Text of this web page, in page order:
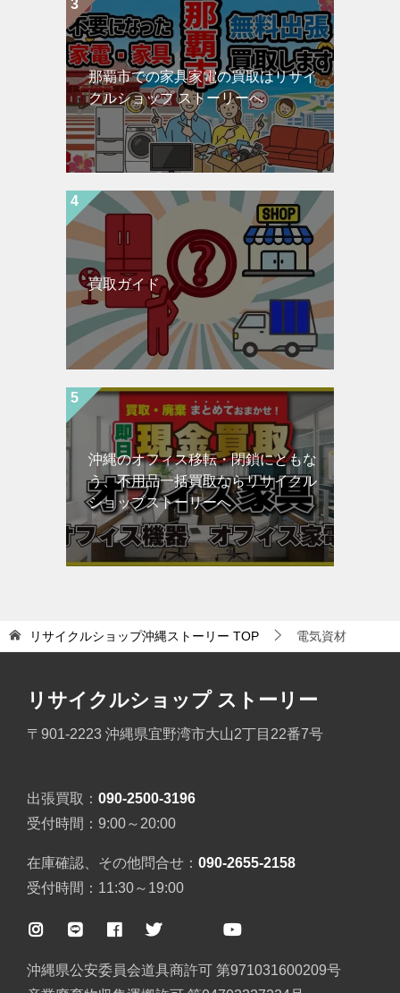
那覇市での家具家電の買取はリサイ
クルショップ ストーリーへ
買取ガイド
沖縄のオフィス移転・閉鎖にともな
う、不用品一括買取ならリサイクル
ショップストーリーへ
リサイクルショップ沖縄ストーリー TOP 電気資材
リサイクルショップ ストーリー
〒901-2223 沖縄県宜野湾市大山2丁目22番7号
出張買取： 090-2500-3196
受付時間：9:00～20:00
在庫確認、その他問合せ： 090-2655-2158
受付時間：11:30～19:00
沖縄県公安委員会道具商許可 第971031600209号